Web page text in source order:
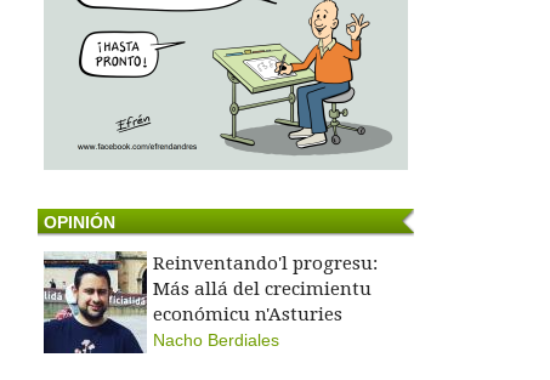
OPINIÓN
Reinventando'l progresu:
Más allá del crecimientu
económicu n'Asturies
Nacho Berdiales